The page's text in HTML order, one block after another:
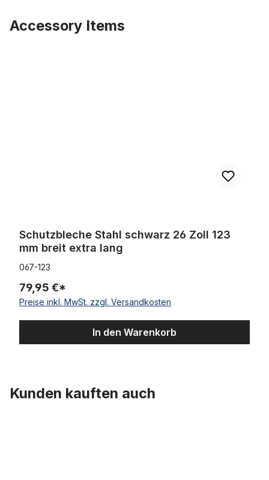
Accessory Items
Schutzbleche Stahl schwarz 26 Zoll 123
mm breit extra lang
067-123
79,95 €*
Preise inkl. MwSt. zzgl. Versandkosten
In den Warenkorb
Kunden kauften auch